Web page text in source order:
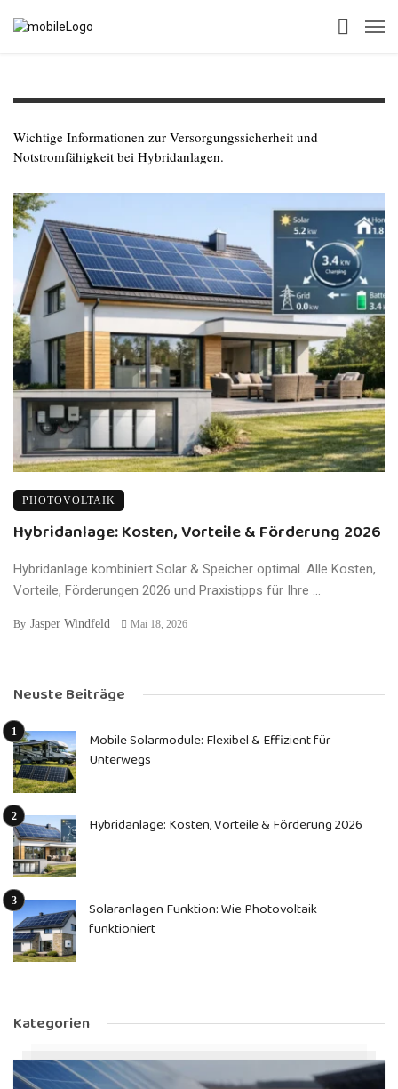
Wichtige Informationen zur Versorgungssicherheit und
Notstromfähigkeit bei Hybridanlagen.
PHOTOVOLTAIK
Hybridanlage: Kosten, Vorteile & Förderung 2026
Hybridanlage kombiniert Solar & Speicher optimal. Alle Kosten,
Vorteile, Förderungen 2026 und Praxistipps für Ihre ...
By Jasper Windfeld Mai 18, 2026
Neuste Beiträge
Mobile Solarmodule: Flexibel & Effizient für
Unterwegs
Hybridanlage: Kosten, Vorteile & Förderung 2026
Solaranlagen Funktion: Wie Photovoltaik
funktioniert
Kategorien